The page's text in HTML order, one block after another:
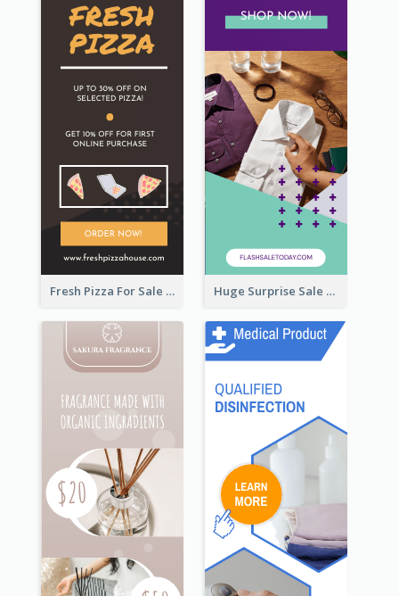
Fresh Pizza For Sale Promotion Wide Skyscraper Banner Huge Surprise Sale For Today Wide Skyscraper Banner